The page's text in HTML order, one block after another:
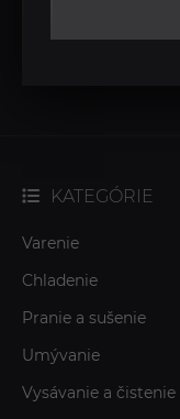
KATEGÓRIE
Varenie
Chladenie
Pranie a sušenie
Umývanie
Vysávanie a čistenie